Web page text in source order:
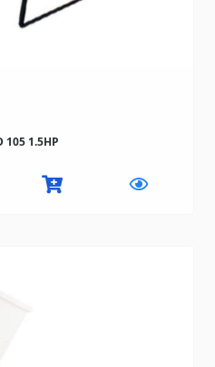
105 1.5HP